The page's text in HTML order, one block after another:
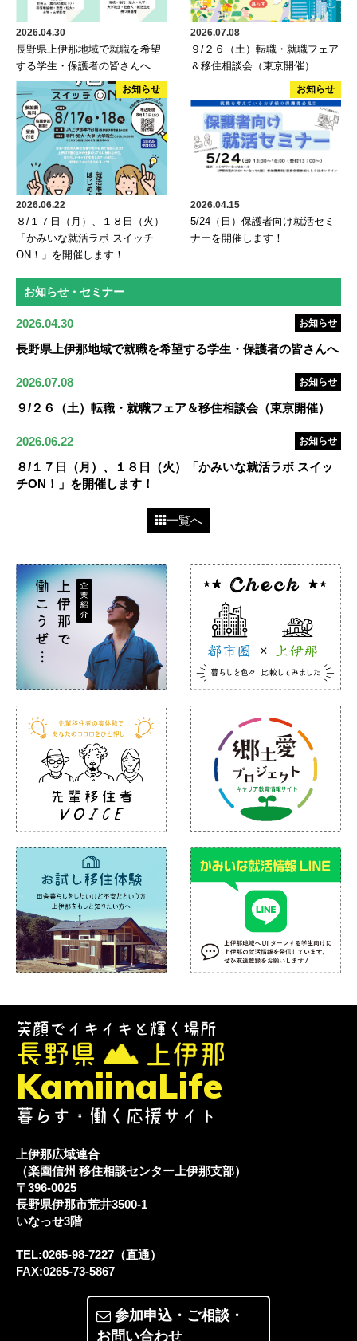
2026.04.30
長野県上伊那地域で就職を希望
する学生・保護者の皆さんへ
2026.07.08
９/２６（土）転職・就職フェア
＆移住相談会（東京開催）
お知らせ
2026.06.22
８/１７日（月）、１８日（火）
「かみいな就活ラボ スイッチ
ON！」を開催します！
お知らせ
2026.04.15
5/24（日）保護者向け就活セミ
ナーを開催します！
お知らせ・セミナー
2026.04.30 お知らせ
長野県上伊那地域で就職を希望する学生・保護者の皆さんへ
2026.07.08 お知らせ
９/２６（土）転職・就職フェア＆移住相談会（東京開催）
2026.06.22 お知らせ
８/１７日（月）、１８日（火）「かみいな就活ラボ スイッ
チON！」を開催します！
一覧へ
笑顔でイキイキと輝く場所
長野県 上伊那
KamiinaLife
暮らす・働く応援サイト
上伊那広域連合
（楽園信州 移住相談センター上伊那支部）
〒396-0025
長野県伊那市荒井3500-1
いなっせ3階
TEL:0265-98-7227（直通）
FAX:0265-73-5867
参加申込・ご相談・
お問い合わせ